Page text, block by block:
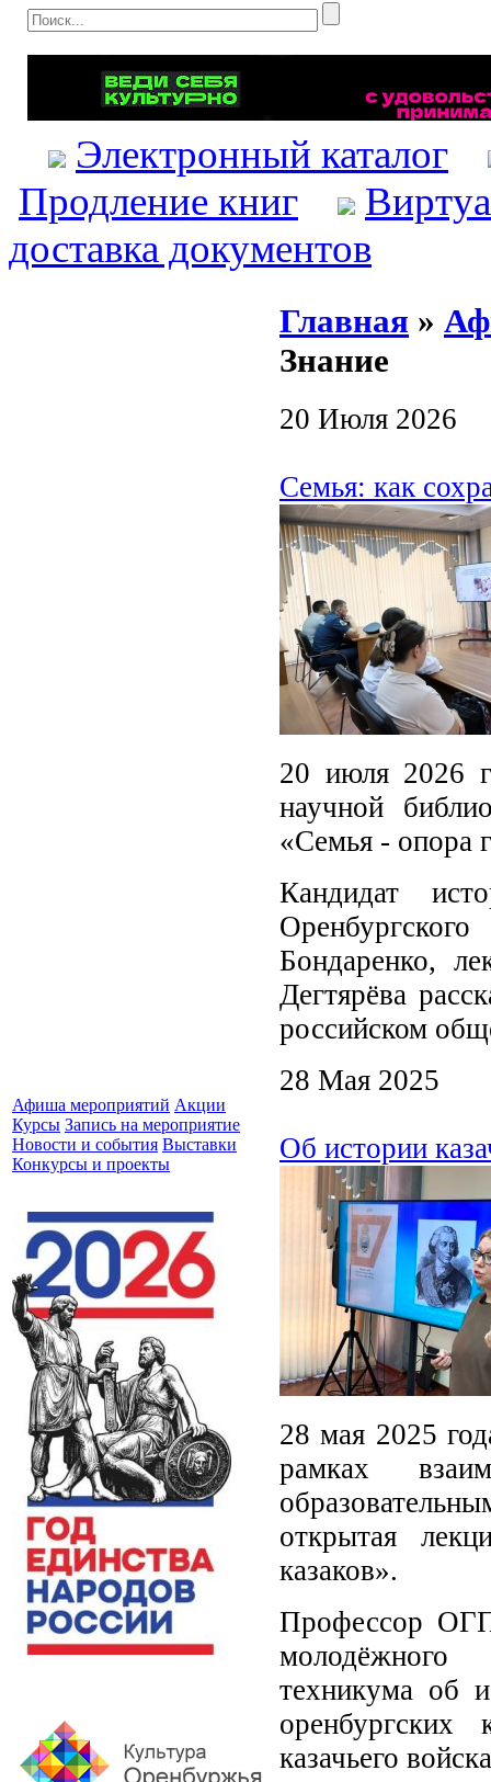
Электронный каталог
Продление книг
доставка документов
Афиша мероприятий Акции
Курсы Запись на мероприятие
Новости и события Выставки
Конкурсы и проекты
Главная »
Знание
20 Июля 2026
Семья: как
20 июля 2026
научной
«Семья - опора
Кандидат
Бондаренко,
Дегтярёва
российском
28 Мая 2025
Об истории
28 мая 2025
рамках
открытая
казаков».
Профессор
молодёжного
техникума об
оренбургских
казачьего